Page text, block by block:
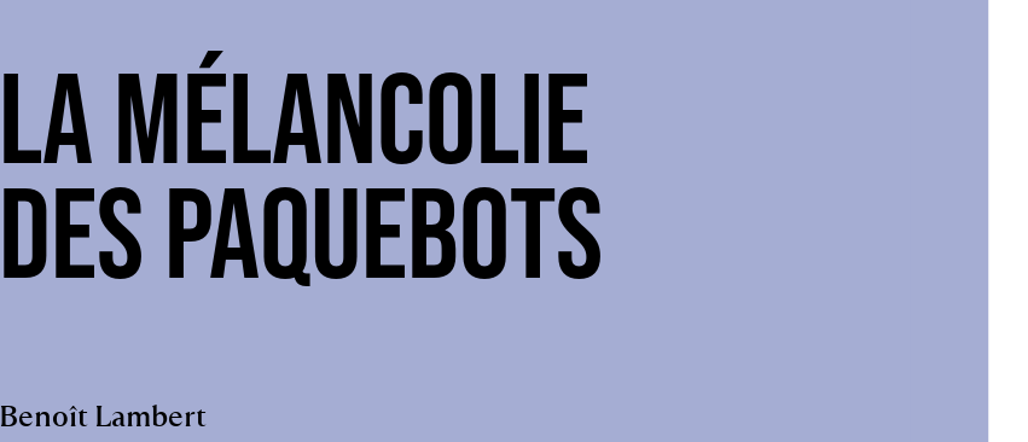
LA MÉLANCOLIE
DES PAQUEBOTS
Benoît Lambert